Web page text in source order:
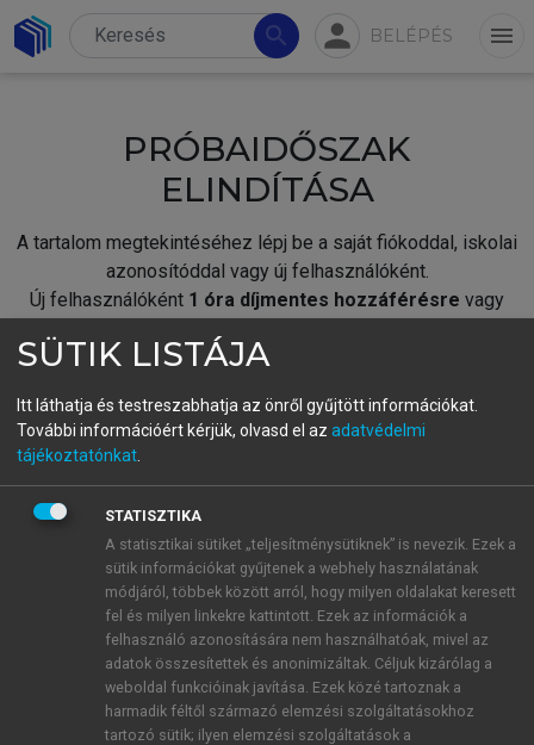
search person BELÉPÉS menu
PRÓBAIDŐSZAK
ELINDÍTÁSA
A tartalom megtekintéséhez lépj be a saját fiókoddal, iskolai
azonosítóddal vagy új felhasználóként.
Új felhasználóként 1 óra díjmentes hozzáférésre vagy
fiókoddal,vagy hozz létre új fiókot.
A regisztráció után apróbaidőszakautomatikusan
BELÉPÉS SAJÁT FIÓKKAL
ÚJ FIÓK LÉTREHOZÁSA
1 óra díjmentes hozzáférés
E-MAIL-CÍM
SÜTIK LISTÁJA
Itt láthatja és testreszabhatja az önről gyűjtött információkat.
További információért kérjük, olvasd el az adatvédelmi
tájékoztatónkat
STATISZTIKA
A statisztikai sütiket „teljesítménysütiknek” is nevezik. Ezek a
sütik információkat gyűjtenek a webhely használatának
módjáról, többek között arról, hogy milyen oldalakat keresett
fel és milyen linkekre kattintott. Ezek az információk a
felhasználó azonosítására nem használhatóak, mivel az
adatok összesítettek és anonimizáltak. Céljuk kizárólag a
weboldal funkcióinak javítása. Ezek közé tartoznak a
harmadik féltől származó elemzési szolgáltatásokhoz
tartozó sütik; ilyen elemzési szolgáltatások a